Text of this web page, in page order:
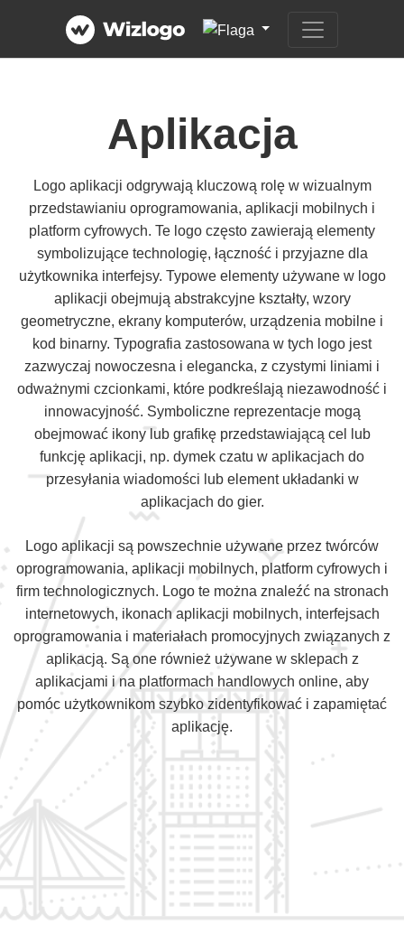
Aplikacja
Logo aplikacji odgrywają kluczową rolę w wizualnym
przedstawianiu oprogramowania, aplikacji mobilnych i
platform cyfrowych. Te logo często zawierają elementy
symbolizujące technologię, łączność i przyjazne dla
użytkownika interfejsy. Typowe elementy używane w logo
aplikacji obejmują abstrakcyjne kształty, wzory
geometryczne, ekrany komputerów, urządzenia mobilne i
kod binarny. Typografia zastosowana w tych logo jest
zazwyczaj nowoczesna i elegancka, z czystymi liniami i
odważnymi czcionkami, które podkreślają niezawodność i
innowacyjność. Symboliczne reprezentacje mogą
obejmować ikony lub grafikę przedstawiającą cel lub
funkcję aplikacji, np. dymek czatu w aplikacjach do
przesyłania wiadomości lub element układanki w
aplikacjach do gier.
Logo aplikacji są powszechnie używane przez twórców
oprogramowania, aplikacji mobilnych, platform cyfrowych i
firm technologicznych. Logo te można znaleźć na stronach
internetowych, ikonach aplikacji mobilnych, interfejsach
oprogramowania i materiałach promocyjnych związanych z
aplikacją. Są one również używane w sklepach z
aplikacjami i na platformach handlowych online, aby
pomóc użytkownikom szybko zidentyfikować i zapamiętać
aplikację.